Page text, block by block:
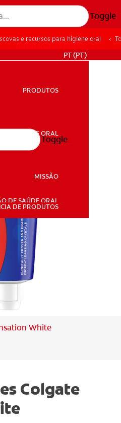
Toggle
SAÚDE ORAL
AVALIAÇÃO DE SAÚDE ORAL
DE PRODUTOS
PT (PT)
PRODUTOS
SAÚDE ORAL
MISSÃO
DE SAÚDE ORAL
DE PRODUTOS
Toggle
e recursos para higiene oral
White
Colgate